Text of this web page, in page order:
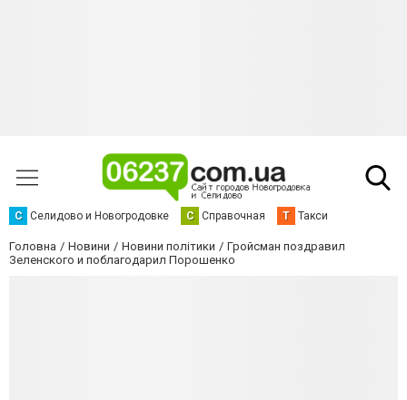
С Селидово и Новогродовке С Справочная Т Такси
Головна Новини Новини політики
Гройсман поздравил
Зеленского и поблагодарил Порошенко